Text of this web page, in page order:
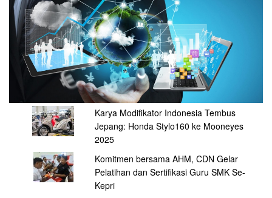
Karya Modifikator Indonesia Tembus
Jepang: Honda Stylo160 ke Mooneyes
2025
Komitmen bersama AHM, CDN Gelar
Pelatihan dan Sertifikasi Guru SMK Se-
Kepri